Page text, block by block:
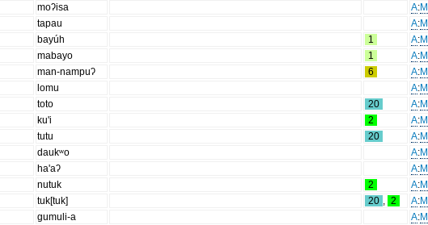
moʔisa A:M
tapau A:M
bayúh 1 A:M
mabayo 1 A:M
man-nampuʔ 6 A:M
lomu A:M
toto 20 A:M
ku'i 2 A:M
tutu 20 A:M
daukʷo A:M
ha'aʔ A:M
nutuk 2 A:M
tuk[tuk] 20 2 A:M
gumuli-a A:M